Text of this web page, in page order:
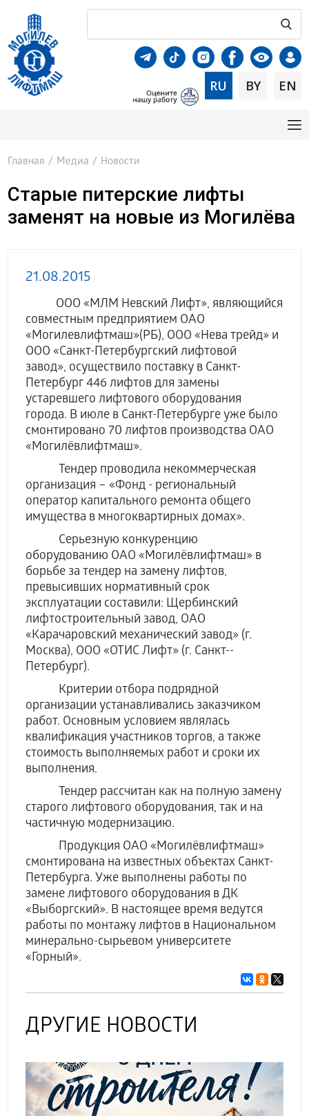
RU BY EN
Главная / Медиа / Новости
Старые питерские лифты
заменят на новые из Могилёва
21.08.2015
ООО «МЛМ Невский Лифт», являющийся
совместным предприятием ОАО
«Могилевлифтмаш»(РБ), ООО «Нева трейд» и
ООО «Санкт-Петербургский лифтовой
завод», осуществило поставку в Санкт-
Петербург 446 лифтов для замены
устаревшего лифтового оборудования
города. В июле в Санкт-Петербурге уже было
смонтировано 70 лифтов производства ОАО
«Могилёвлифтмаш».
Тендер проводила некоммерческая
организация – «Фонд - региональный
оператор капитального ремонта общего
имущества в многоквартирных домах».
Серьезную конкуренцию
оборудованию ОАО «Могилёвлифтмаш» в
борьбе за тендер на замену лифтов,
превысивших нормативный срок
эксплуатации составили: Щербинский
лифтостроительный завод, ОАО
«Карачаровский механический завод» (г.
Москва), ООО «ОТИС Лифт» (г. Санкт-­
Петербург).
Критерии отбора подрядной
организации устанавливались заказчиком
работ. Основным условием являлась
квалификация участников торгов, а также
стоимость выполняемых работ и сроки их
выполнения.
Тендер рассчитан как на полную замену
старого лифтового оборудования, так и на
частичную модернизацию.
Продукция ОАО «Могилёвлифтмаш»
смонтирована на известных объектах Санкт-
Петербурга. Уже выполнены работы по
замене лифтового оборудования в ДК
«Выборгский». В настоящее время ведутся
работы по монтажу лифтов в Национальном
минерально-сырьевом университете
«Горный».
ДРУГИЕ НОВОСТИ